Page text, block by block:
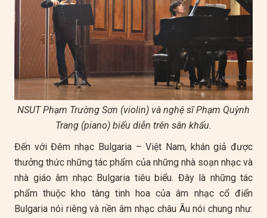
NSUT Phạm Trường Sơn (violin) và nghệ sĩ Phạm Quỳnh
Trang (piano) biểu diễn trên sân khấu.
Đến với Đêm nhạc Bulgaria – Việt Nam, khán giả được
thưởng thức những tác phẩm của những nhà soạn nhạc và
nhà giáo âm nhạc Bulgaria tiêu biểu. Đây là những tác
phẩm thuộc kho tàng tinh hoa của âm nhạc cổ điển
Bulgaria nói riêng và nền âm nhạc châu Âu nói chung như: